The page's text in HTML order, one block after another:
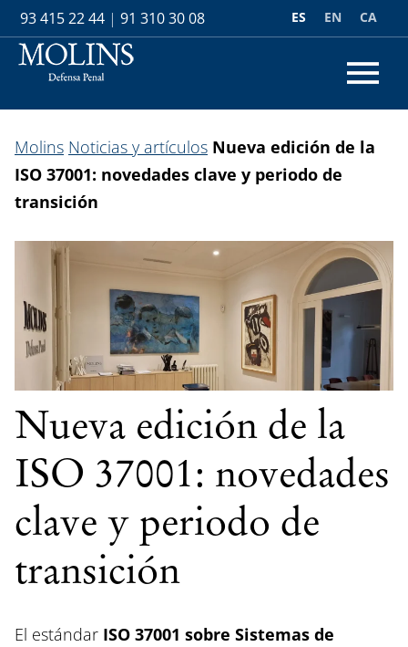
93 415 22 44 | 91 310 30 08 CA
EN
ES
Molins Noticias y artículos Nueva edición de la
ISO 37001: novedades clave y periodo de
transición
Nueva edición de la
ISO 37001: novedades
clave y periodo de
transición
El estándar ISO 37001 sobre Sistemas de